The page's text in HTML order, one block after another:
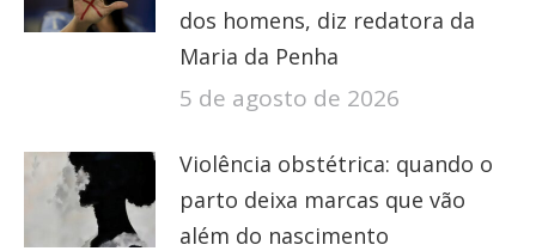
dos homens, diz redatora da
Maria da Penha
5 de agosto de 2026
Violência obstétrica: quando o
parto deixa marcas que vão
além do nascimento